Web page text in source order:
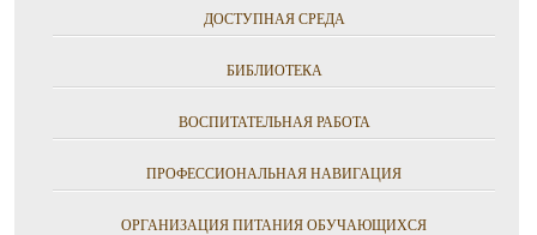
ДОСТУПНАЯ СРЕДА
БИБЛИОТЕКА
ВОСПИТАТЕЛЬНАЯ РАБОТА
ПРОФЕССИОНАЛЬНАЯ НАВИГАЦИЯ
ОРГАНИЗАЦИЯ ПИТАНИЯ ОБУЧАЮЩИХСЯ